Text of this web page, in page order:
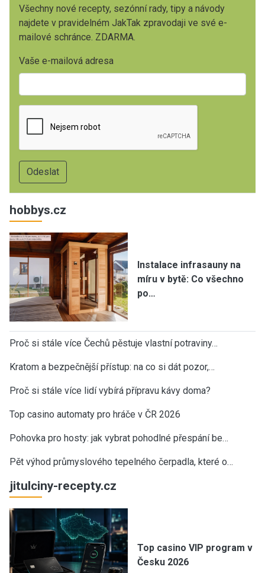
Všechny nové recepty, sezónní rady, tipy a návody
najdete v pravidelném JakTak zpravodaji ve své e-
mailové schránce. ZDARMA.
Vaše e-mailová adresa
hobbys.cz
Instalace infrasauny na
míru v bytě: Co všechno
po…
Proč si stále více Čechů pěstuje vlastní potraviny…
Kratom a bezpečnější přístup: na co si dát pozor,…
Proč si stále více lidí vybírá přípravu kávy doma?
Top casino automaty pro hráče v ČR 2026
Pohovka pro hosty: jak vybrat pohodlné přespání be…
Pět výhod průmyslového tepelného čerpadla, které o…
jitulciny-recepty.cz
Top casino VIP program v
Česku 2026